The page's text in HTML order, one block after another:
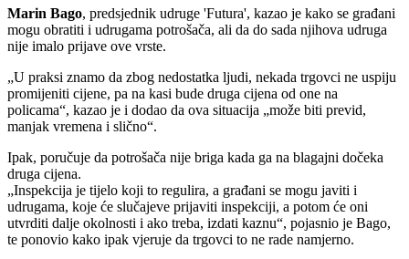
Marin Bago, predsjednik udruge 'Futura', kazao je kako se građani
mogu obratiti i udrugama potrošača, ali da do sada njihova udruga
nije imalo prijave ove vrste.
U praksi znamo da zbog nedostatka ljudi, nekada trgovci ne uspiju
promijeniti cijene, pa na kasi bude druga cijena od one na
policama , kazao je i dodao da ova situacija
može biti previd,
manjak vremena i slično .
Ipak, poručuje da potrošača nije briga kada ga na blagajni dočeka
druga cijena.
Inspekcija je tijelo koji to regulira, a građani se mogu javiti i
udrugama, koje će slučajeve prijaviti inspekciji, a potom će oni
utvrditi dalje okolnosti i ako treba, izdati kaznu , pojasnio je Bago,
te ponovio kako ipak vjeruje da trgovci to ne rade namjerno.